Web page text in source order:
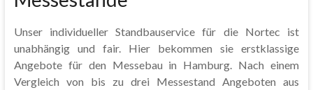
Unser individueller Standbauservice für die Nortec ist
unabhängig und fair. Hier bekommen sie erstklassige
Angebote für den Messebau in Hamburg. Nach einem
Vergleich von bis zu drei Messestand Angeboten aus